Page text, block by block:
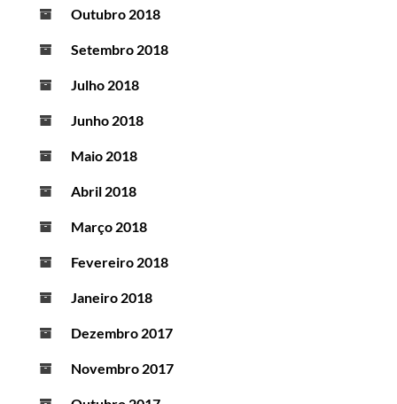
Outubro 2018
Setembro 2018
Julho 2018
Junho 2018
Maio 2018
Abril 2018
Março 2018
Fevereiro 2018
Janeiro 2018
Dezembro 2017
Novembro 2017